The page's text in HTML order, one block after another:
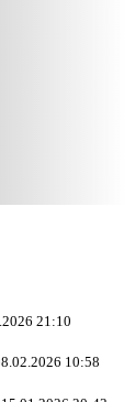
21:10
10:58